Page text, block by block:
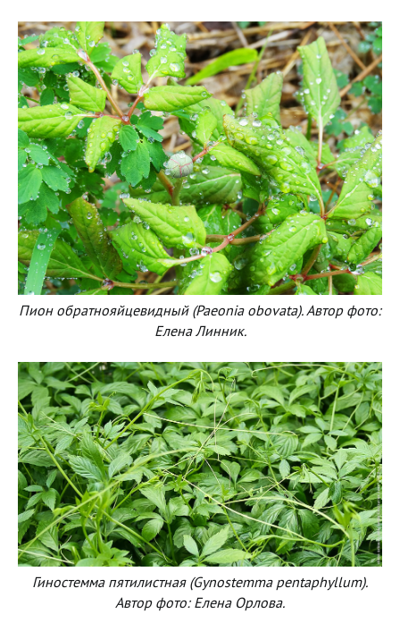
Пион обратнояйцевидный (Paeonia obovata). Автор фото:
Елена Линник.
Гиностемма пятилистная (Gynostemma pentaphyllum).
Автор фото: Елена Орлова.